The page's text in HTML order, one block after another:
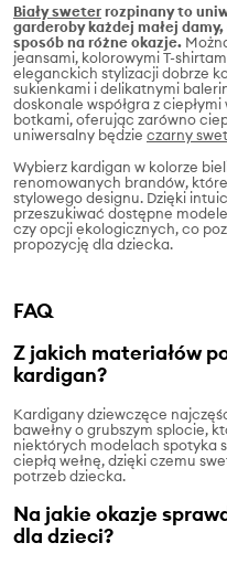
Biały sweterrozpinany to
garderoby każdej małej
sposób na różne okazje.
jeansami, kolorowymi T-
eleganckich stylizacji dobrze
sukienkami i delikatnymi
doskonale współgra z
botkami, oferując zarówno
uniwersalny będzie czarny
Wybierz kardigan w kolorze
renomowanych brandów,
stylowego designu. Dzięki
przeszukiwać dostępne
czy opcji ekologicznych, co
propozycję dla dziecka.
FAQ
Z jakich materiałów
kardigan?
Kardigany dziewczęce
bawełny o grubszym splocie,
niektórych modelach spotyka
ciepłą wełnę, dzięki czemu
potrzeb dziecka.
Na jakie okazje
dla dzieci?